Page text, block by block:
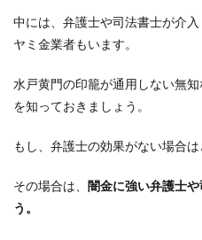
中には、弁護士や司法書士が介
ヤミ金業者もいます。
水戸黄門の印籠が通用しない無
を知っておきましょう。
もし、弁護士の効果がない場合
その場合は、 闇金に強い弁護士
う。